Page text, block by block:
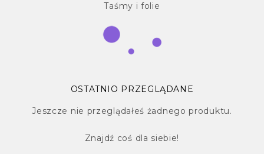
Taśmy i folie
OSTATNIO PRZEGLĄDANE
Jeszcze nie przeglądałeś żadnego produktu.
Znajdź coś dla siebie!